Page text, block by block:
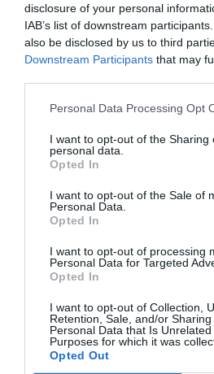
disclosure of your personal
IAB’s list of downstream
also be disclosed by us to third
Downstream Participants that may
Personal Data Processing Opt
I want to opt-out of the Sharing
personal data.
Opted In
I want to opt-out of the Sale of
Personal Data.
Opted In
I want to opt-out of processing
Personal Data for Targeted
Opted In
I want to opt-out of Collection,
Retention, Sale, and/or
Personal Data that Is
Purposes for which it was
Opted Out
CAFÈ
Des de
de com
catalana
2 d’abril
CAFÈ
Des de
5 de març
Anterior